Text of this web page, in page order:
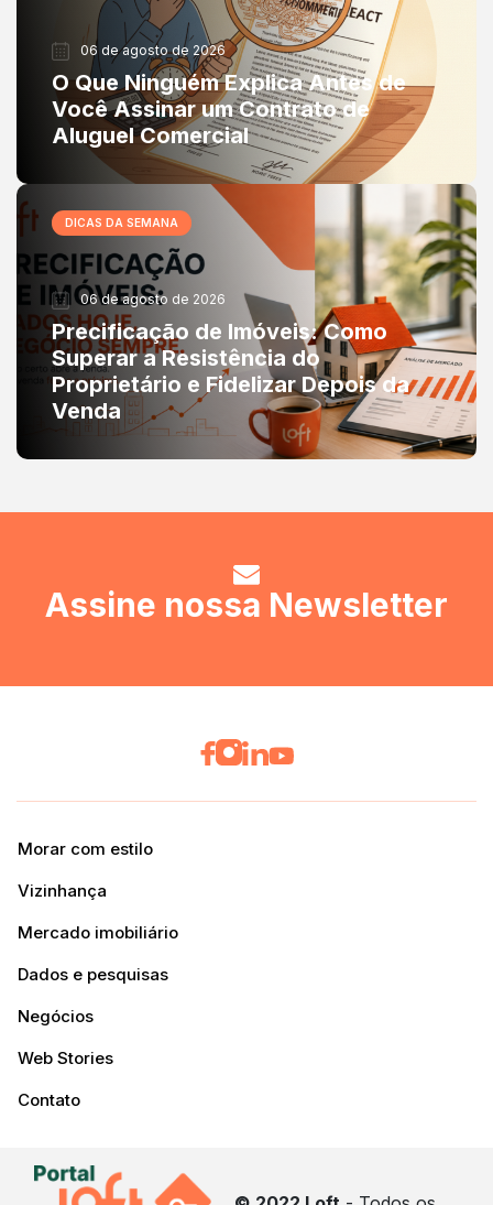
06 de agosto de 2026
O Que Ninguém Explica Antes de
Você Assinar um Contrato de
Aluguel Comercial
DICAS DA SEMANA
06 de agosto de 2026
Precificação de Imóveis: Como
Superar a Resistência do
Proprietário e Fidelizar Depois da
Venda
Assine nossa Newsletter
Morar com estilo
Vizinhança
Mercado imobiliário
Dados e pesquisas
Negócios
Web Stories
Contato